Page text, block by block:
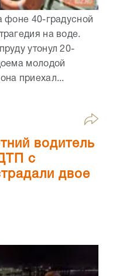
фоне 40-градусной
на воде.
утонул 20-
молодой
приехал...
водитель
с
двое